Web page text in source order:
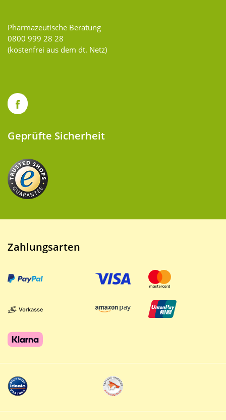
Pharmazeutische Beratung
0800 999 28 28
(kostenfrei aus dem dt. Netz)
Geprüfte Sicherheit
Zahlungsarten